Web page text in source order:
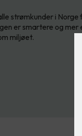
strømkunder i
er smartere og
miljøet.